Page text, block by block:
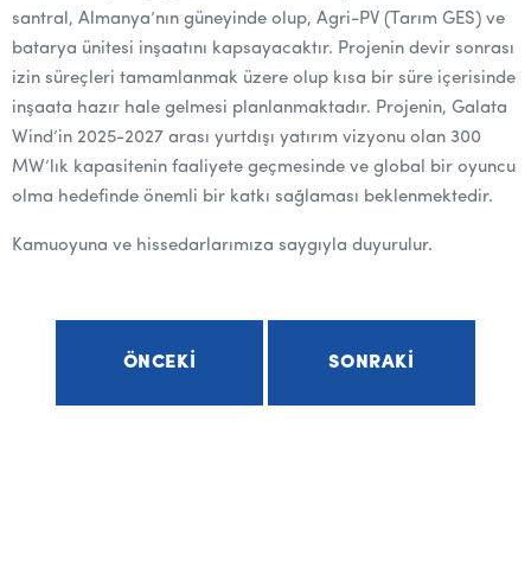
santral, Almanya’nın güneyinde olup, Agri-PV (Tarım GES) ve
batarya ünitesi inşaatını kapsayacaktır. Projenin devir sonrası
izin süreçleri tamamlanmak üzere olup kısa bir süre içerisinde
inşaata hazır hale gelmesi planlanmaktadır. Projenin, Galata
Wind’in 2025-2027 arası yurtdışı yatırım vizyonu olan 300
MW’lık kapasitenin faaliyete geçmesinde ve global bir oyuncu
olma hedefinde önemli bir katkı sağlaması beklenmektedir.
Kamuoyuna ve hissedarlarımıza saygıyla duyurulur.
ÖNCEKI SONRAKI